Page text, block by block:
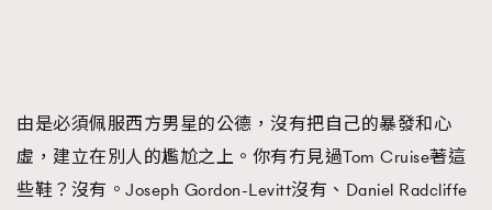
由是必須佩服西方男星的公德，沒有把自己的暴發和心
虛，建立在別人的尷尬之上。你有冇見過Tom Cruise著這
些鞋？沒有。Joseph Gordon-Levitt沒有、Daniel Radcliffe